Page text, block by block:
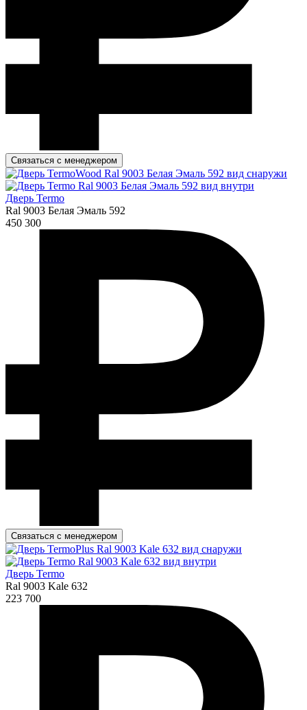
Связаться с менеджером
Дверь Termo
Ral 9003 Белая Эмаль 592
450 300
Связаться с менеджером
Дверь Termo
Ral 9003 Kale 632
223 700